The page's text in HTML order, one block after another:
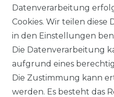
Impressum
Datenverarbeitung
Cookies. Wir teilen diese
in den Einstellungen
Die Datenverarbeitung
aufgrund eines
Die Zustimmung kann
werden. Es besteht das